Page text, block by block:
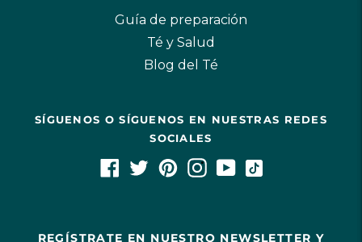
Guía de preparación
Té y Salud
Blog del Té
SÍGUENOS O SÍGUENOS EN NUESTRAS REDES
SOCIALES
REGÍSTRATE EN NUESTRO NEWSLETTER Y